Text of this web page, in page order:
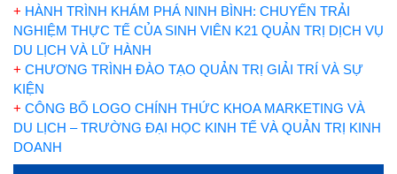
+ HÀNH TRÌNH KHÁM PHÁ NINH BÌNH: CHUYẾN TRẢI
NGHIỆM THỰC TẾ CỦA SINH VIÊN K21 QUẢN TRỊ DỊCH VỤ
DU LỊCH VÀ LỮ HÀNH
+ CHƯƠNG TRÌNH ĐÀO TẠO QUẢN TRỊ GIẢI TRÍ VÀ SỰ
KIỆN
+ CÔNG BỐ LOGO CHÍNH THỨC KHOA MARKETING VÀ
DU LỊCH – TRƯỜNG ĐẠI HỌC KINH TẾ VÀ QUẢN TRỊ KINH
DOANH